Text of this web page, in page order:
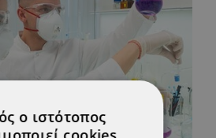
ο ιστότοπος